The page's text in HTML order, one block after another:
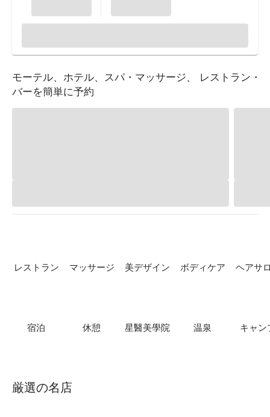
モーテル、ホテル、スパ・マッサージ、 レストラン・
バーを簡単に予約
レストラン
宿泊
マッサージ
休憩
美デザイン
星醫美學院
ボディケア
温泉
ヘアサ
キャン
厳選の名店